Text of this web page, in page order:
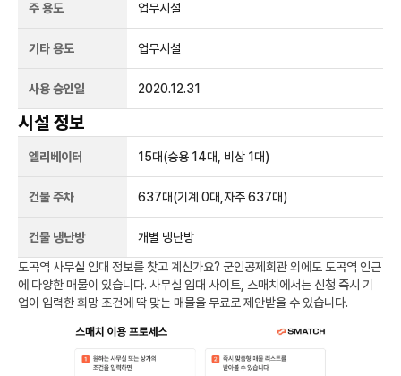
주 용도 업무시설
기타 용도 업무시설
사용 승인일 2020.12.31
시설 정보
엘리베이터 15대(승용 14대, 비상 1대)
건물 주차 637대(기계 0대,자주 637대)
건물 냉난방 개별 냉난방
도곡역 사무실 임대 정보를 찾고 계신가요? 군인공제회관외에도 도곡역 인근
에 다양한 매물이 있습니다. 사무실 임대 사이트, 스매치에서는 신청 즉시 기
업이 입력한 희망 조건에 딱 맞는 매물을 무료로 제안받을 수 있습니다.